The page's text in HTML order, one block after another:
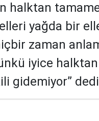
halktan
yağda bir
zaman
iyice
gidemiyor”